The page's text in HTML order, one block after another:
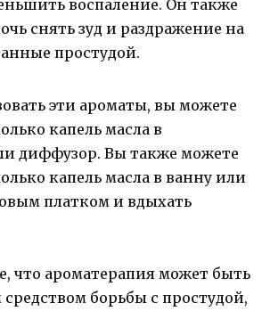
воспаление. Он также
снять зуд и раздражение на
простудой.
эти ароматы, вы можете
капель масла в
диффузор. Вы также можете
капель масла в ванну или
платком и вдыхать
что ароматерапия может быть
борьбы с простудой,